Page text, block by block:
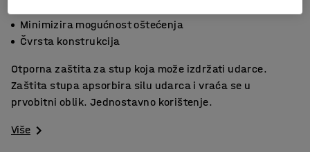
Minimizira mogućnost oštećenja
Čvrsta konstrukcija
Otporna zaštita za stup koja može izdržati udarce.
Zaštita stupa apsorbira silu udarca i vraća se u
prvobitni oblik. Jednostavno korištenje.
Više